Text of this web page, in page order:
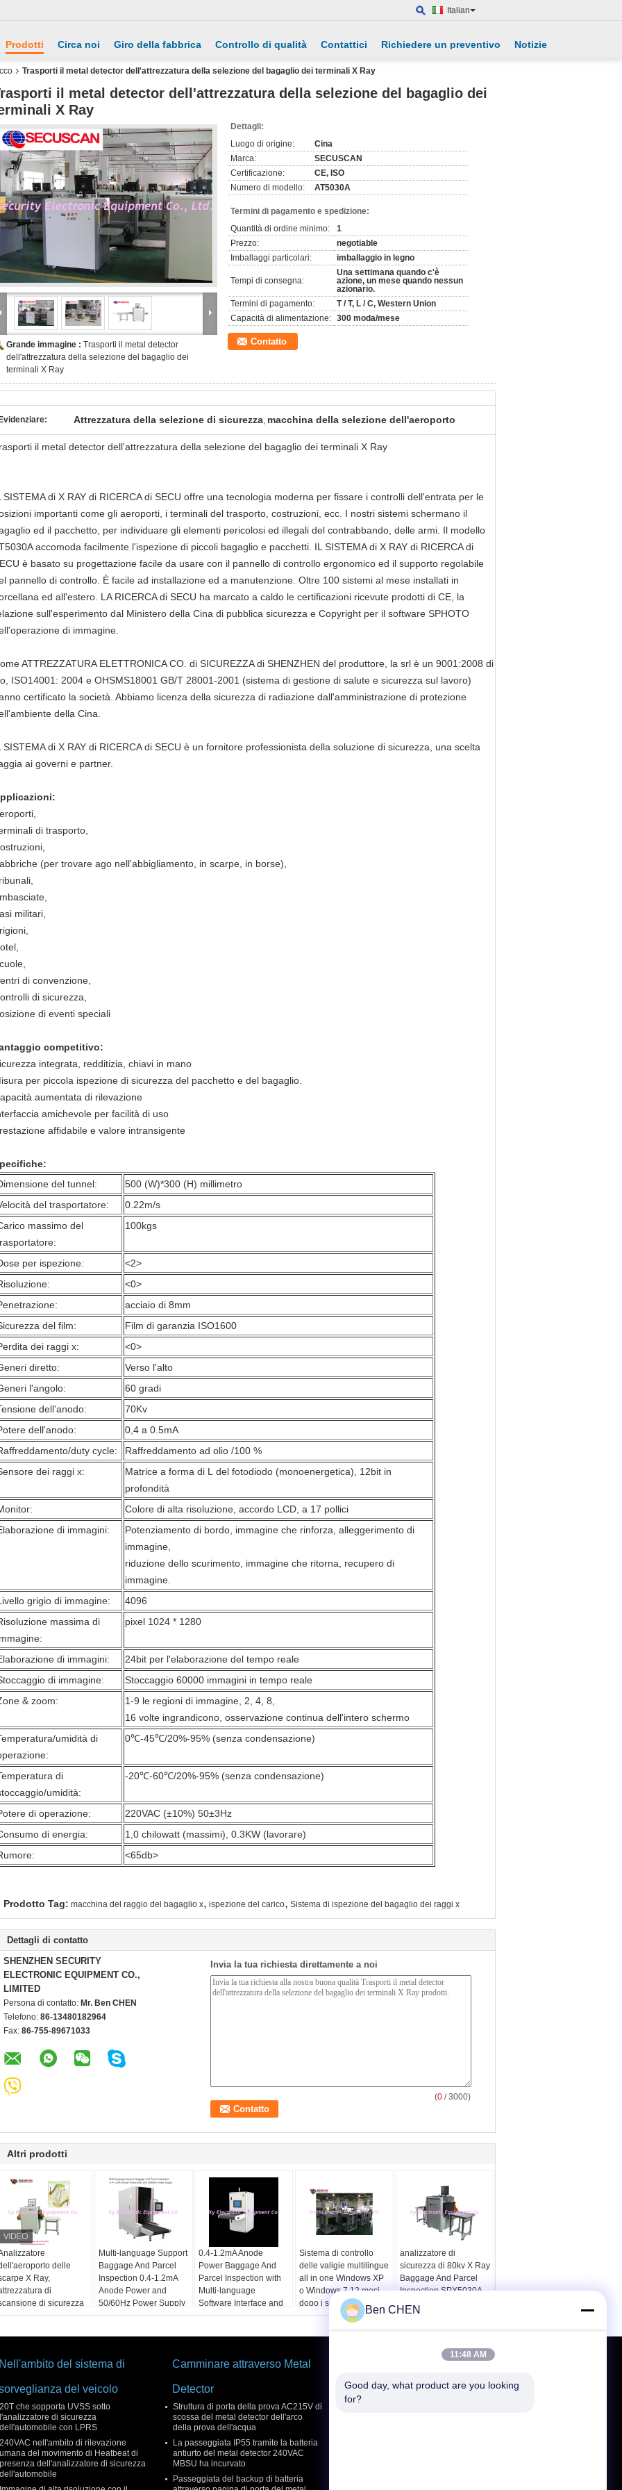
Italian
Prodotti Circa noi Giro della fabbrica Controllo di qualità Contattici Richiedere un preventivo Notizie
Trasporti il metal detector dell'attrezzatura della selezione del bagaglio dei terminali X Ray
il metal detector dell'attrezzatura della selezione del bagaglio dei
X Ray
Grande immagine : Trasporti il metal detector
dell'attrezzatura della selezione del bagaglio dei
terminali X Ray
Dettagli:
Luogo di origine:
Cina
Marca:
SECUSCAN
Certificazione:
CE, ISO
Numero di modello:
AT5030A
Termini di pagamento e spedizione:
Quantità di ordine minimo:
1
Prezzo:
negotiable
Imballaggi particolari:
imballaggio in legno
Tempi di consegna:
Una settimana quando c'è
azione, un mese quando nessun
azionario.
Termini di pagamento:
T / T, L / C, Western Union
Capacità di alimentazione: 300 moda/mese
Contatto
Evidenziare: Attrezzatura della selezione di sicurezza, macchina della selezione dell'aeroporto
il metal detector dell'attrezzatura della selezione del bagaglio dei terminali X Ray
SISTEMA di X RAY di RICERCA di SECU offre una tecnologia moderna per fissare i controlli dell'entrata per le
importanti come gli aeroporti, i terminali del trasporto, costruzioni, ecc. I nostri sistemi schermano il
ed il pacchetto, per individuare gli elementi pericolosi ed illegali del contrabbando, delle armi. Il modello
accomoda facilmente l'ispezione di piccoli bagaglio e pacchetti. IL SISTEMA di X RAY di RICERCA di
è basato su progettazione facile da usare con il pannello di controllo ergonomico ed il supporto regolabile
pannello di controllo. È facile ad installazione ed a manutenzione. Oltre 100 sistemi al mese installati in
ed all'estero. LA RICERCA di SECU ha marcato a caldo le certificazioni ricevute prodotti di CE, la
sull'esperimento dal Ministero della Cina di pubblica sicurezza e Copyright per il software SPHOTO
di immagine.
ATTREZZATURA ELETTRONICA CO. di SICUREZZA di SHENZHEN del produttore, la srl è un 9001:2008 di
ISO14001: 2004 e OHSMS18001 GB/T 28001-2001 (sistema di gestione di salute e sicurezza sul lavoro)
certificato la società. Abbiamo licenza della sicurezza di radiazione dall'amministrazione di protezione
della Cina.
SISTEMA di X RAY di RICERCA di SECU è un fornitore professionista della soluzione di sicurezza, una scelta
ai governi e partner.
di trasporto,
(per trovare ago nell'abbigliamento, in scarpe, in borse),
militari,
di convenzione,
di sicurezza,
di eventi speciali
competitivo:
integrata, redditizia, chiavi in mano
per piccola ispezione di sicurezza del pacchetto e del bagaglio.
aumentata di rilevazione
amichevole per facilità di uso
affidabile e valore intransigente
del tunnel:
500 (W)*300 (H) millimetro
del trasportatore:
0.22m/s
massimo del
100kgs
per ispezione:
<2>
<0>
acciaio di 8mm
del film:
Film di garanzia ISO1600
dei raggi x:
<0>
diretto:
Verso l'alto
l'angolo:
60 gradi
dell'anodo:
70Kv
dell'anodo:
0,4 a 0.5mA
duty cycle:
Raffreddamento ad olio /100 %
dei raggi x:
Matrice a forma di L del fotodiodo (monoenergetica), 12bit in
profondità
Colore di alta risoluzione, accordo LCD, a 17 pollici
di immagini:
Potenziamento di bordo, immagine che rinforza, alleggerimento di
immagine,
riduzione dello scurimento, immagine che ritorna, recupero di
immagine.
grigio di immagine:
4096
massima di
pixel 1024 * 1280
di immagini:
24bit per l'elaborazione del tempo reale
di immagine:
Stoccaggio 60000 immagini in tempo reale
& zoom:
1-9 le regioni di immagine, 2, 4, 8,
16 volte ingrandicono, osservazione continua dell'intero schermo
umidità di
0℃-45℃/20%-95% (senza condensazione)
di
umidità:
-20℃-60℃/20%-95% (senza condensazione)
di operazione:
220VAC (±10%) 50±3Hz
di energia:
1,0 chilowatt (massimi), 0.3KW (lavorare)
<65db>
Prodotto Tag: macchina del raggio del bagaglio x, ispezione del carico, Sistema di ispezione del bagaglio dei raggi x
Dettagli di contatto
SHENZHEN SECURITY
ELECTRONIC EQUIPMENT CO.,
LIMITED
Persona di contatto: Mr. Ben CHEN
Telefono: 86-13480182964
Fax: 86-755-89671033
Invia la tua richiesta direttamente a noi
(0 / 3000)
Altri prodotti
delle
X Ray,
di
di sicurezza
automatico del
Multi-language Support
Baggage And Parcel
Inspection 0.4-1.2mA
Anode Power and
50/60Hz Power Supply
0.4-1.2mA Anode
Power Baggage And
Parcel Inspection with
Multi-language
Software Interface and
12 Months After
Sistema di controllo
delle valigie multilingue
all in one Windows XP
o Windows 7 12 mesi
dopo i servizi
analizzatore di
sicurezza di 80kv X Ray
Baggage And Parcel
Inspection SPX5030A
Nell'ambito del sistema di
del veicolo
20T che sopporta UVSS sotto
l'analizzatore di sicurezza
dell'automobile con LPRS
240VAC nell'ambito di rilevazione
umana del movimento di Heatbeat di
presenza dell'analizzatore di sicurezza
dell'automobile
Camminare attraverso Metal
Detector
Struttura di porta della prova AC215V di
scossa del metal detector dell'arco
della prova dell'acqua
La passeggiata IP55 tramite la batteria
antiurto del metal detector 240VAC
MBSU ha incurvato
Passeggiata del backup di batteria
Richiedere un preventivo
Invii
Ben CHEN
11:48 AM
Good day, what product are you looking
for?